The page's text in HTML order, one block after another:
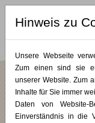
Unsere
Alle A B C D E
S
T U V W X
Hinweis zu
Unsere Webseite
Zum einen sind sie
unserer Website. Zum
Inhalte für Sie immer
Daten von Website-
Einverständnis in die